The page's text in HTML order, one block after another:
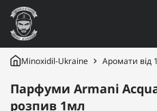
Minoxidil-Ukraine Аромати від
Парфуми Armani
розпив 1мл